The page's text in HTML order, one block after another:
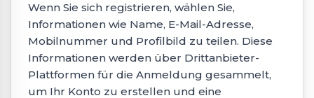
Wenn Sie sich registrieren, wählen Sie,
Informationen wie Name, E-Mail-Adresse,
Mobilnummer und Profilbild zu teilen. Diese
Informationen werden über Drittanbieter-
Plattformen für die Anmeldung gesammelt,
um Ihr Konto zu erstellen und eine